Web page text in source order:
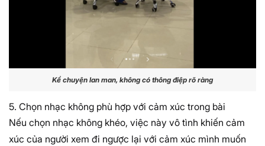
Kể chuyện lan man, không có thông điệp rõ ràng
5. Chọn nhạc không phù hợp với cảm xúc trong bài
Nếu chọn nhạc không khéo, việc này vô tình khiến cảm
xúc của người xem đi ngược lại với cảm xúc mình muốn